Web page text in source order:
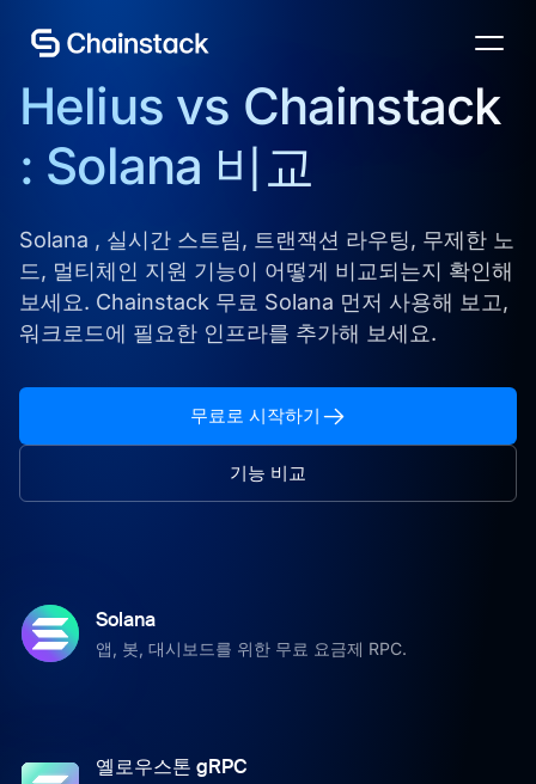
전문가와 상담하기
Helius vs Chainstack
: Solana 비교
Solana , 실시간 스트림, 트랜잭션 라우팅, 무제한 노
드, 멀티체인 지원 기능이 어떻게 비교되는지 확인해
보세요. Chainstack 무료 Solana 먼저 사용해 보고,
워크로드에 필요한 인프라를 추가해 보세요.
무료로 시작하기
기능 비교
Solana
앱, 봇, 대시보드를 위한 무료 요금제 RPC.
옐로우스톤 gRPC